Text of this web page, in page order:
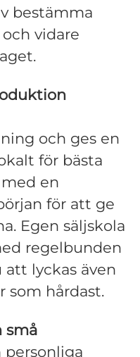
bestämma
vidare
och ges en
för bästa
en
för att ge
Egen säljskola
regelbunden
lyckas även
som hårdast.
små
personliga